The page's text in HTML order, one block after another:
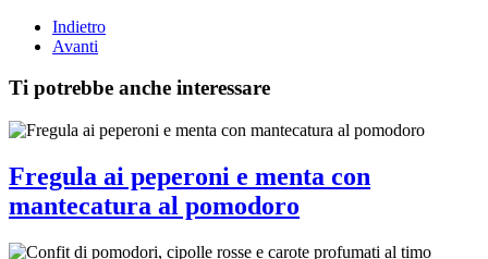
Indietro
Avanti
Ti potrebbe anche interessare
Fregula ai peperoni e menta con
mantecatura al pomodoro